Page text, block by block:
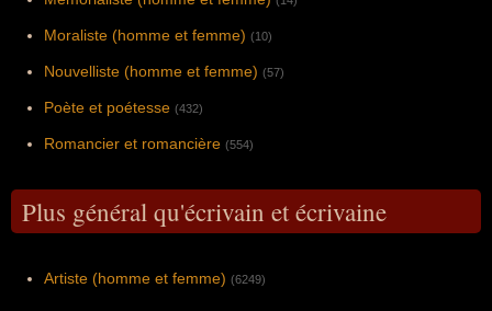
Moraliste (homme et femme) (10)
Nouvelliste (homme et femme) (57)
Poète et poétesse (432)
Romancier et romancière (554)
Plus général qu'écrivain et écrivaine
Artiste (homme et femme) (6249)